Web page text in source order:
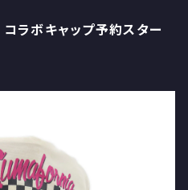
ラボキャップ予約スター